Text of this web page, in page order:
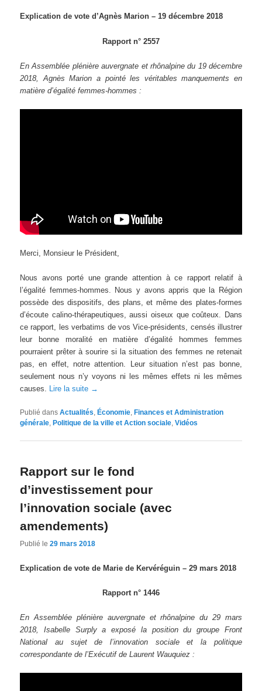
Explication de vote d’Agnès Marion – 19 décembre 2018
Rapport n° 2557
En Assemblée plénière auvergnate et rhônalpine du 19 décembre
2018, Agnès Marion a pointé les véritables manquements en
matière d’égalité femmes-hommes :
Merci, Monsieur le Président,
Nous avons porté une grande attention à ce rapport relatif à
l’égalité femmes-hommes. Nous y avons appris que la Région
possède des dispositifs, des plans, et même des plates-formes
d’écoute calino-thérapeutiques, aussi oiseux que coûteux. Dans
ce rapport, les verbatims de vos Vice-présidents, censés illustrer
leur bonne moralité en matière d’égalité hommes femmes
pourraient prêter à sourire si la situation des femmes ne retenait
pas, en effet, notre attention. Leur situation n’est pas bonne,
seulement nous n’y voyons ni les mêmes effets ni les mêmes
causes.
Lire la suite →
Publié dans Actualités,Économie,Finances et Administration
générale,Politique de la ville et Action sociale,Vidéos
Rapport sur le fond
d’investissement pour
l’innovation sociale (avec
amendements)
Publié le29 mars 2018
Explication de vote de Marie de Kervéréguin – 29 mars 2018
Rapport n° 1446
En Assemblée plénière auvergnate et rhônalpine du 29 mars
2018, Isabelle Surply a exposé la position du groupe Front
National au sujet de l’innovation sociale et la politique
correspondante de l’Exécutif de Laurent Wauquiez :